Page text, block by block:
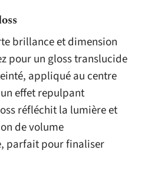
brillance et dimension
pour un gloss translucide
appliqué au centre
effet repulpant
réfléchit la lumière et
de volume
parfait pour finaliser